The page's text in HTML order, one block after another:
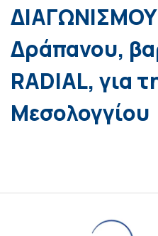
Δράπανου,
RADIAL, για
Μεσολογγίου